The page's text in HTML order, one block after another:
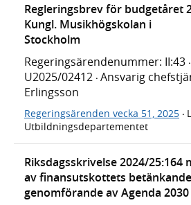
Regleringsbrev för budgetåret
Kungl. Musikhögskolan i
Stockholm
Regeringsärendenummer: II:43 ·
U2025/02412 · Ansvarig
Erlingsson
Regeringsärenden vecka 51, 2025 ·
Utbildningsdepartementet
Riksdagsskrivelse 2024/25:164
av finansutskottets
genomförande av Agenda